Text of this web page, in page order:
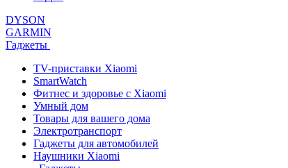
DYSON
GARMIN
Гаджеты
TV-приставки Xiaomi
SmartWatch
Фитнес и здоровье с Xiaomi
Умный дом
Товары для вашего дома
Электротранспорт
Гаджеты для автомобилей
Наушники Xiaomi